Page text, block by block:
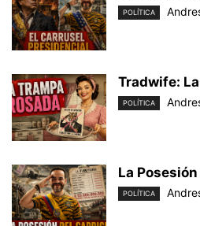
POLÍTICA
Tradwife:
POLÍTICA
La
POLÍTICA